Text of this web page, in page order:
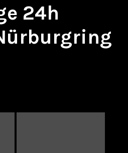
24h